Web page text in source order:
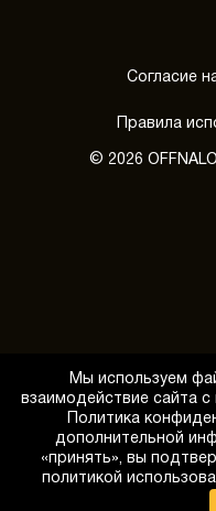
Согласие
Правила
© 2026
Мы используем
взаимодействие сайта
Политика
дополнительной
«принять», вы
политикой